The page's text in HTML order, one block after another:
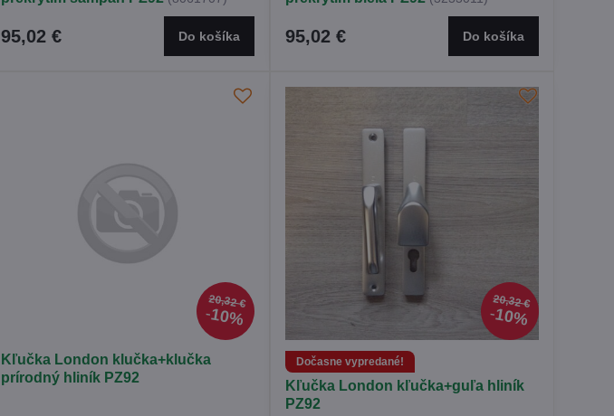
95,02 € Do košíka 95,02 € Do košíka
20,32 €
10%
Kľučka London klučka+klučka
prírodný hliník PZ92
20,32 €
10%
Dočasne vypredané!
Kľučka London kľučka+guľa hliník
PZ92